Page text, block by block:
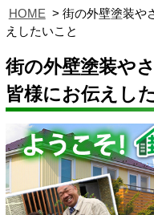
HOME
街の外壁塗装や
えしたいこと
街の外壁塗装や
皆様にお伝えし